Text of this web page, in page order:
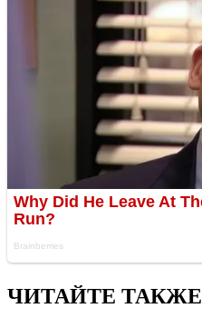
ЧИТАЙТЕ ТАКЖЕ